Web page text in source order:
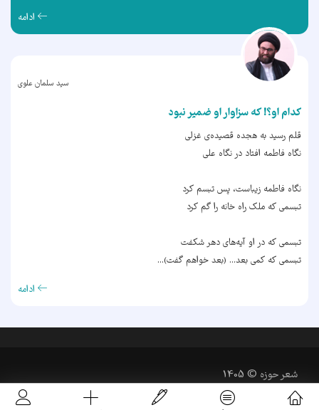
ادامه
سید سلمان علوی
کدام او؟! که سزاوار او ضمیر نبود
قلم رسید به هجده قصیده‌ی غزلی
نگاه فاطمه افتاد در نگاه علی
نگاه فاطمه زیباست، پس تبسم کرد
تبسمی که ملک راه خانه را گم کرد
تبسمی که در او آیه‌های دهر شکفت
تبسمی که کمی بعد... (بعد خواهم گفت)...
ادامه
شعر حوزه © 1405